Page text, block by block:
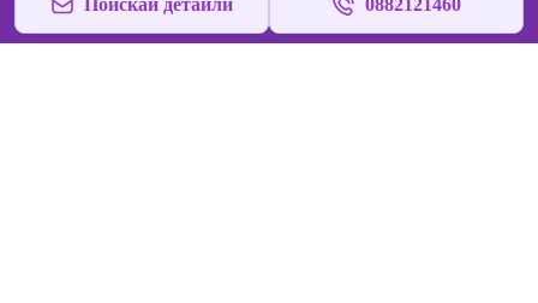
Поискай детайли 0882121460